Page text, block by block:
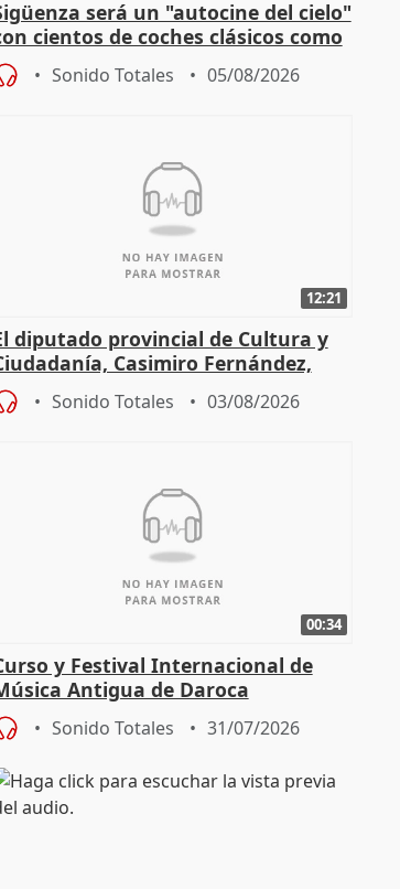
será un "autocine del cielo"
cientos de coches clásicos como
Sonido Totales 05/08/2026
12:21
diputado provincial de Cultura y
Casimiro Fernández,
el balance de entradas
Sonido Totales 03/08/2026
00:34
y Festival Internacional de
Antigua de Daroca
Sonido Totales 31/07/2026